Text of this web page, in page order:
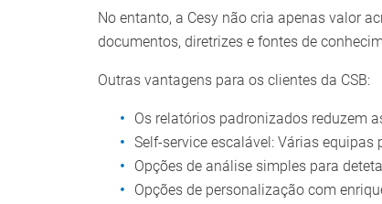
No entanto, a Cesy não cria apenas valor
documentos, diretrizes e fontes de
Outras vantagens para os clientes da CSB:
Os relatórios padronizados reduzem
Self-service escalável: Várias
Opções de análise simples para
Opções de personalização com